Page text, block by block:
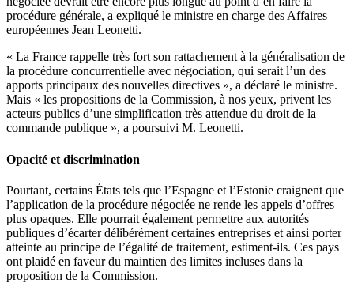
procédure générale, a expliqué le ministre en charge des Affaires
européennes Jean Leonetti.
« La France rappelle très fort son rattachement à la généralisation de
la procédure concurrentielle avec négociation, qui serait l’un des
apports principaux des nouvelles directives », a déclaré le ministre.
Mais « les propositions de la Commission, à nos yeux, privent les
acteurs publics d’une simplification très attendue du droit de la
commande publique », a poursuivi M. Leonetti.
Opacité et discrimination
Pourtant, certains États tels que l’Espagne et l’Estonie craignent que
l’application de la procédure négociée ne rende les appels d’offres
plus opaques. Elle pourrait également permettre aux autorités
publiques d’écarter délibérément certaines entreprises et ainsi porter
atteinte au principe de l’égalité de traitement, estiment-ils. Ces pays
ont plaidé en faveur du maintien des limites incluses dans la
proposition de la Commission.